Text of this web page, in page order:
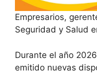
Empresarios,
Seguridad y Salud
Durante el año
emitido nuevas